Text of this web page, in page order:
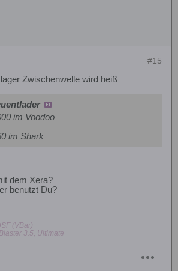
#15
Zwischenwelle wird heiß
im Voodoo
im Shark
dem Xera?
benutzt Du?
(VBar)
3.5, Ultimate